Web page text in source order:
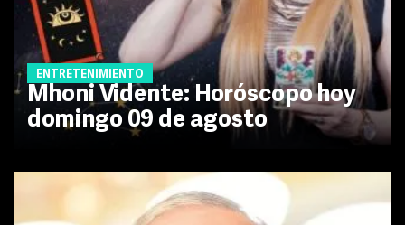
ENTRETENIMIENTO
Mhoni Vidente: Horóscopo hoy
domingo 09 de agosto